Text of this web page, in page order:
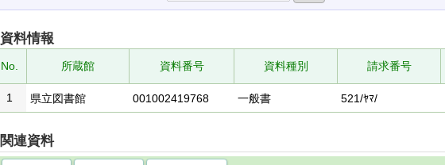
資料情報
No. 所蔵館 資料番号 資料種別 請求番号
1
県立図書館 001002419768 一般書 521/ﾔﾏ/
関連資料